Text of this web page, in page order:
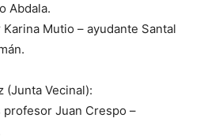
Abdala.
Mutio – ayudante Santal
(Junta Vecinal):
profesor Juan Crespo –